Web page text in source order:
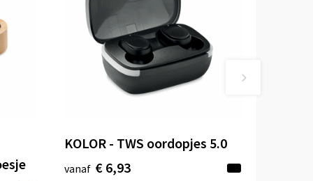
KOLOR - TWS oordopjes 5.0
vanaf € 6,93